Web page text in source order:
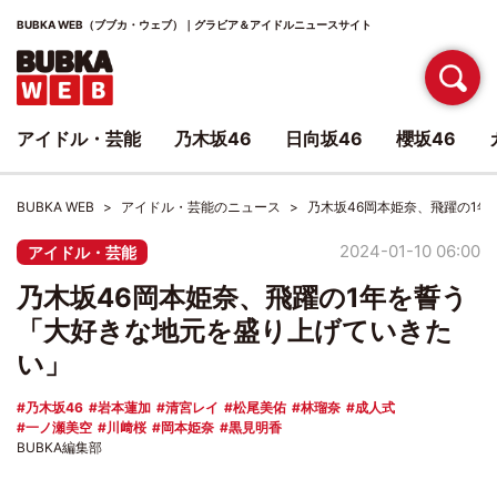
BUBKA WEB（ブブカ・ウェブ）｜グラビア＆アイドルニュースサイト
BUBKA WEB アイドル・芸能のニュース 乃木坂46岡本姫奈、飛躍の1
アイドル・芸能 2024-01-10 06:00
乃木坂46岡本姫奈、飛躍の1年を誓う
「大好きな地元を盛り上げていきた
い」
乃木坂46 岩本蓮加 清宮レイ 松尾美佑 林瑠奈
成人式
一ノ瀬美空
川﨑桜 岡本姫奈
黒見明香
BUBKA編集部
アイドル・芸能 乃木坂46 日向坂46 櫻坂46